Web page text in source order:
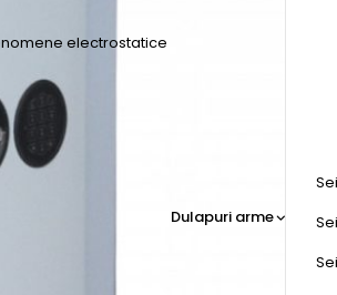
electrostatice
Dulapuri arme